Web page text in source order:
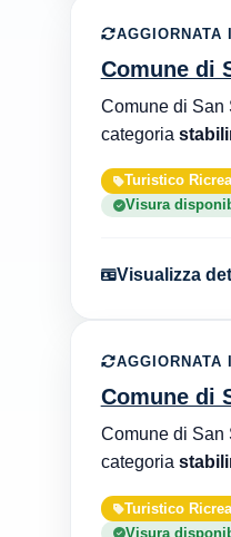
AGGIORNATA
Comune di
categoria
Turistico
Visura
Visualizza
AGGIORNATA
Comune di
categoria
Turistico
Visura